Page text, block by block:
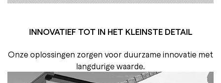
INNOVATIEF TOT IN HET KLEINSTE DETAIL
Onze oplossingen zorgen voor duurzame innovatie met
langdurige waarde.